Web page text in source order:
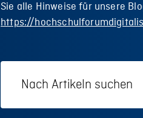
Sie alle Hinweise für unsere
https://